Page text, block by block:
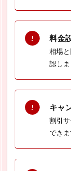
料金
相場
認しま
キャ
割引
できま